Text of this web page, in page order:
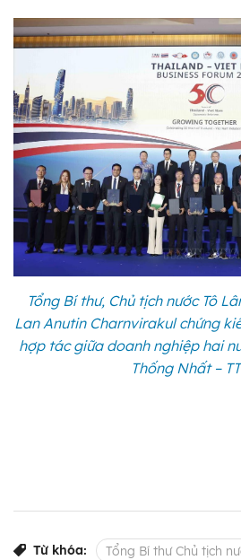
Tổng Bí thư, Chủ tịch nước Tô
Lan Anutin Charnvirakul chứng
hợp tác giữa doanh nghiệp hai
Thống Nhất –
Từ khóa: Tổng Bí thư Chủ tịch